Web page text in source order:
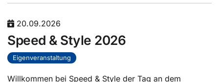
20.09.2026
Speed & Style 2026
Eigenveranstaltung
Willkommen bei Speed & Style der Tag an dem